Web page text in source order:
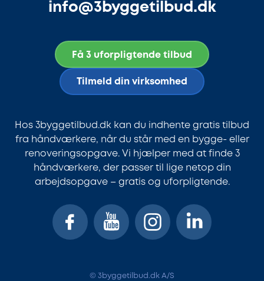
info@3byggetilbud.dk
Få 3 uforpligtende tilbud
Tilmeld din virksomhed
Hos 3byggetilbud.dk kan du indhente gratis tilbud
fra håndværkere, når du står med en bygge- eller
renoveringsopgave. Vi hjælper med at finde 3
håndværkere, der passer til lige netop din
arbejdsopgave – gratis og uforpligtende.
© 3byggetilbud.dk A/S